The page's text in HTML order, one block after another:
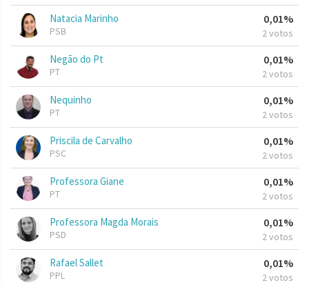
Natacia Marinho
PSB
0,01%
2 votos
Negão do Pt
PT
0,01%
2 votos
Nequinho
PT
0,01%
2 votos
Priscila de Carvalho
PSC
0,01%
2 votos
Professora Giane
PT
0,01%
2 votos
Professora Magda Morais
PSD
0,01%
2 votos
Rafael Sallet
PPL
0,01%
2 votos